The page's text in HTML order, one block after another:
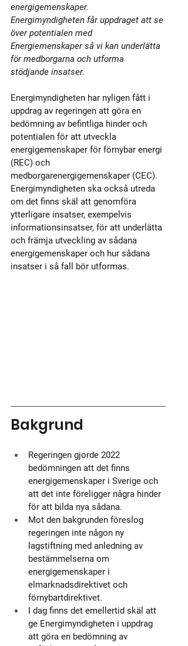
energigemenskaper.
Energimyndigheten får uppdraget att se
över potentialen med
Energiemenskaper så vi kan underlätta
för medborgarna och utforma
stödjande insatser.
Energimyndigheten har nyligen fått i
uppdrag av regeringen att göra en
bedömning av befintliga hinder och
potentialen för att utveckla
energigemenskaper för förnybar energi
(REC) och
medborgarenergigemenskaper (CEC).
Energimyndigheten ska också utreda
om det finns skäl att genomföra
ytterligare insatser, exempelvis
informationsinsatser, för att underlätta
och främja utveckling av sådana
energigemenskaper och hur sådana
insatser i så fall bör utformas.
Bakgrund
Regeringen gjorde 2022
bedömningen att det finns
energigemenskaper i Sverige och
att det inte föreligger några hinder
för att bilda nya sådana.
Mot den bakgrunden föreslog
regeringen inte någon ny
lagstiftning med anledning av
bestämmelserna om
energigemenskaper i
elmarknadsdirektivet och
förnybartdirektivet.
I dag finns det emellertid skäl att
ge Energimyndigheten i uppdrag
att göra en bedömning av